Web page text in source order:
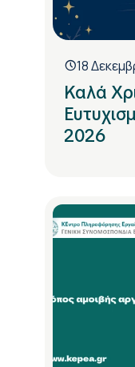
18
Καλά
2026